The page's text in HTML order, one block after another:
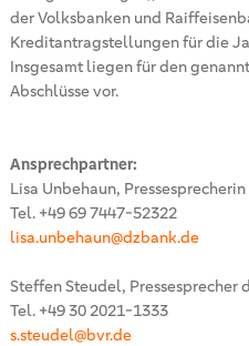
der Volksbanken und
Kreditantragstellungen für die
Insgesamt liegen für den
Abschlüsse vor.
Ansprechpartner:
Lisa Unbehaun, Pressesprecherin
Tel. +49 69 7447-52322
lisa.unbehaun@dzbank.de
Steffen Steudel, Pressesprecher
Tel. +49 30 2021-1333
s.steudel@bvr.de